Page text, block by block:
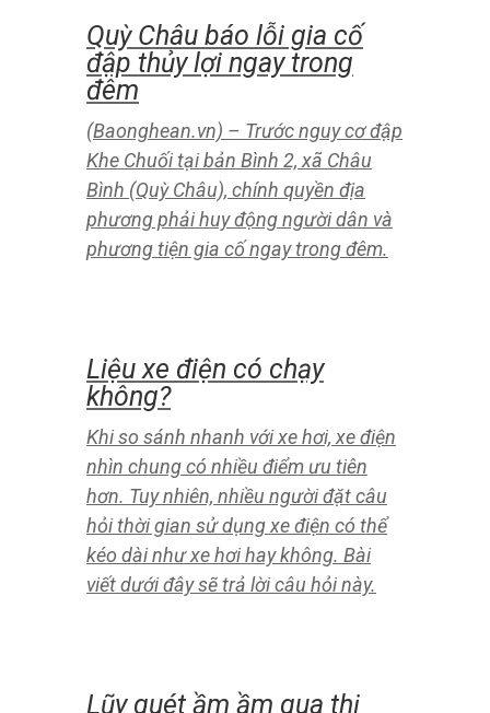
khu dân cư, thậm chí có việc lấy giấy
tờ của các cấp ủy nơi cư trú cũng
nhờ người thân đến bí thư chi bộ xin
xác nhận.
Tăng lưu lượng xả nước
chứa thủy điện Bản Ang,
hồ tăng, Nhà máy thủy điện Bản Áng,
xã Xá Lượng, huyện Tương Dương và
thủy điện Nậm Mô, xã Tà Cạ, Kỳ Sơn
dự kiến ​​lưu lượng xả nước từ 12 giờ
15 phút ngày hôm nay 2/10.
Quỳ Châu báo lỗi gia cố
(Baonghean.vn) – Trước nguy cơ đập